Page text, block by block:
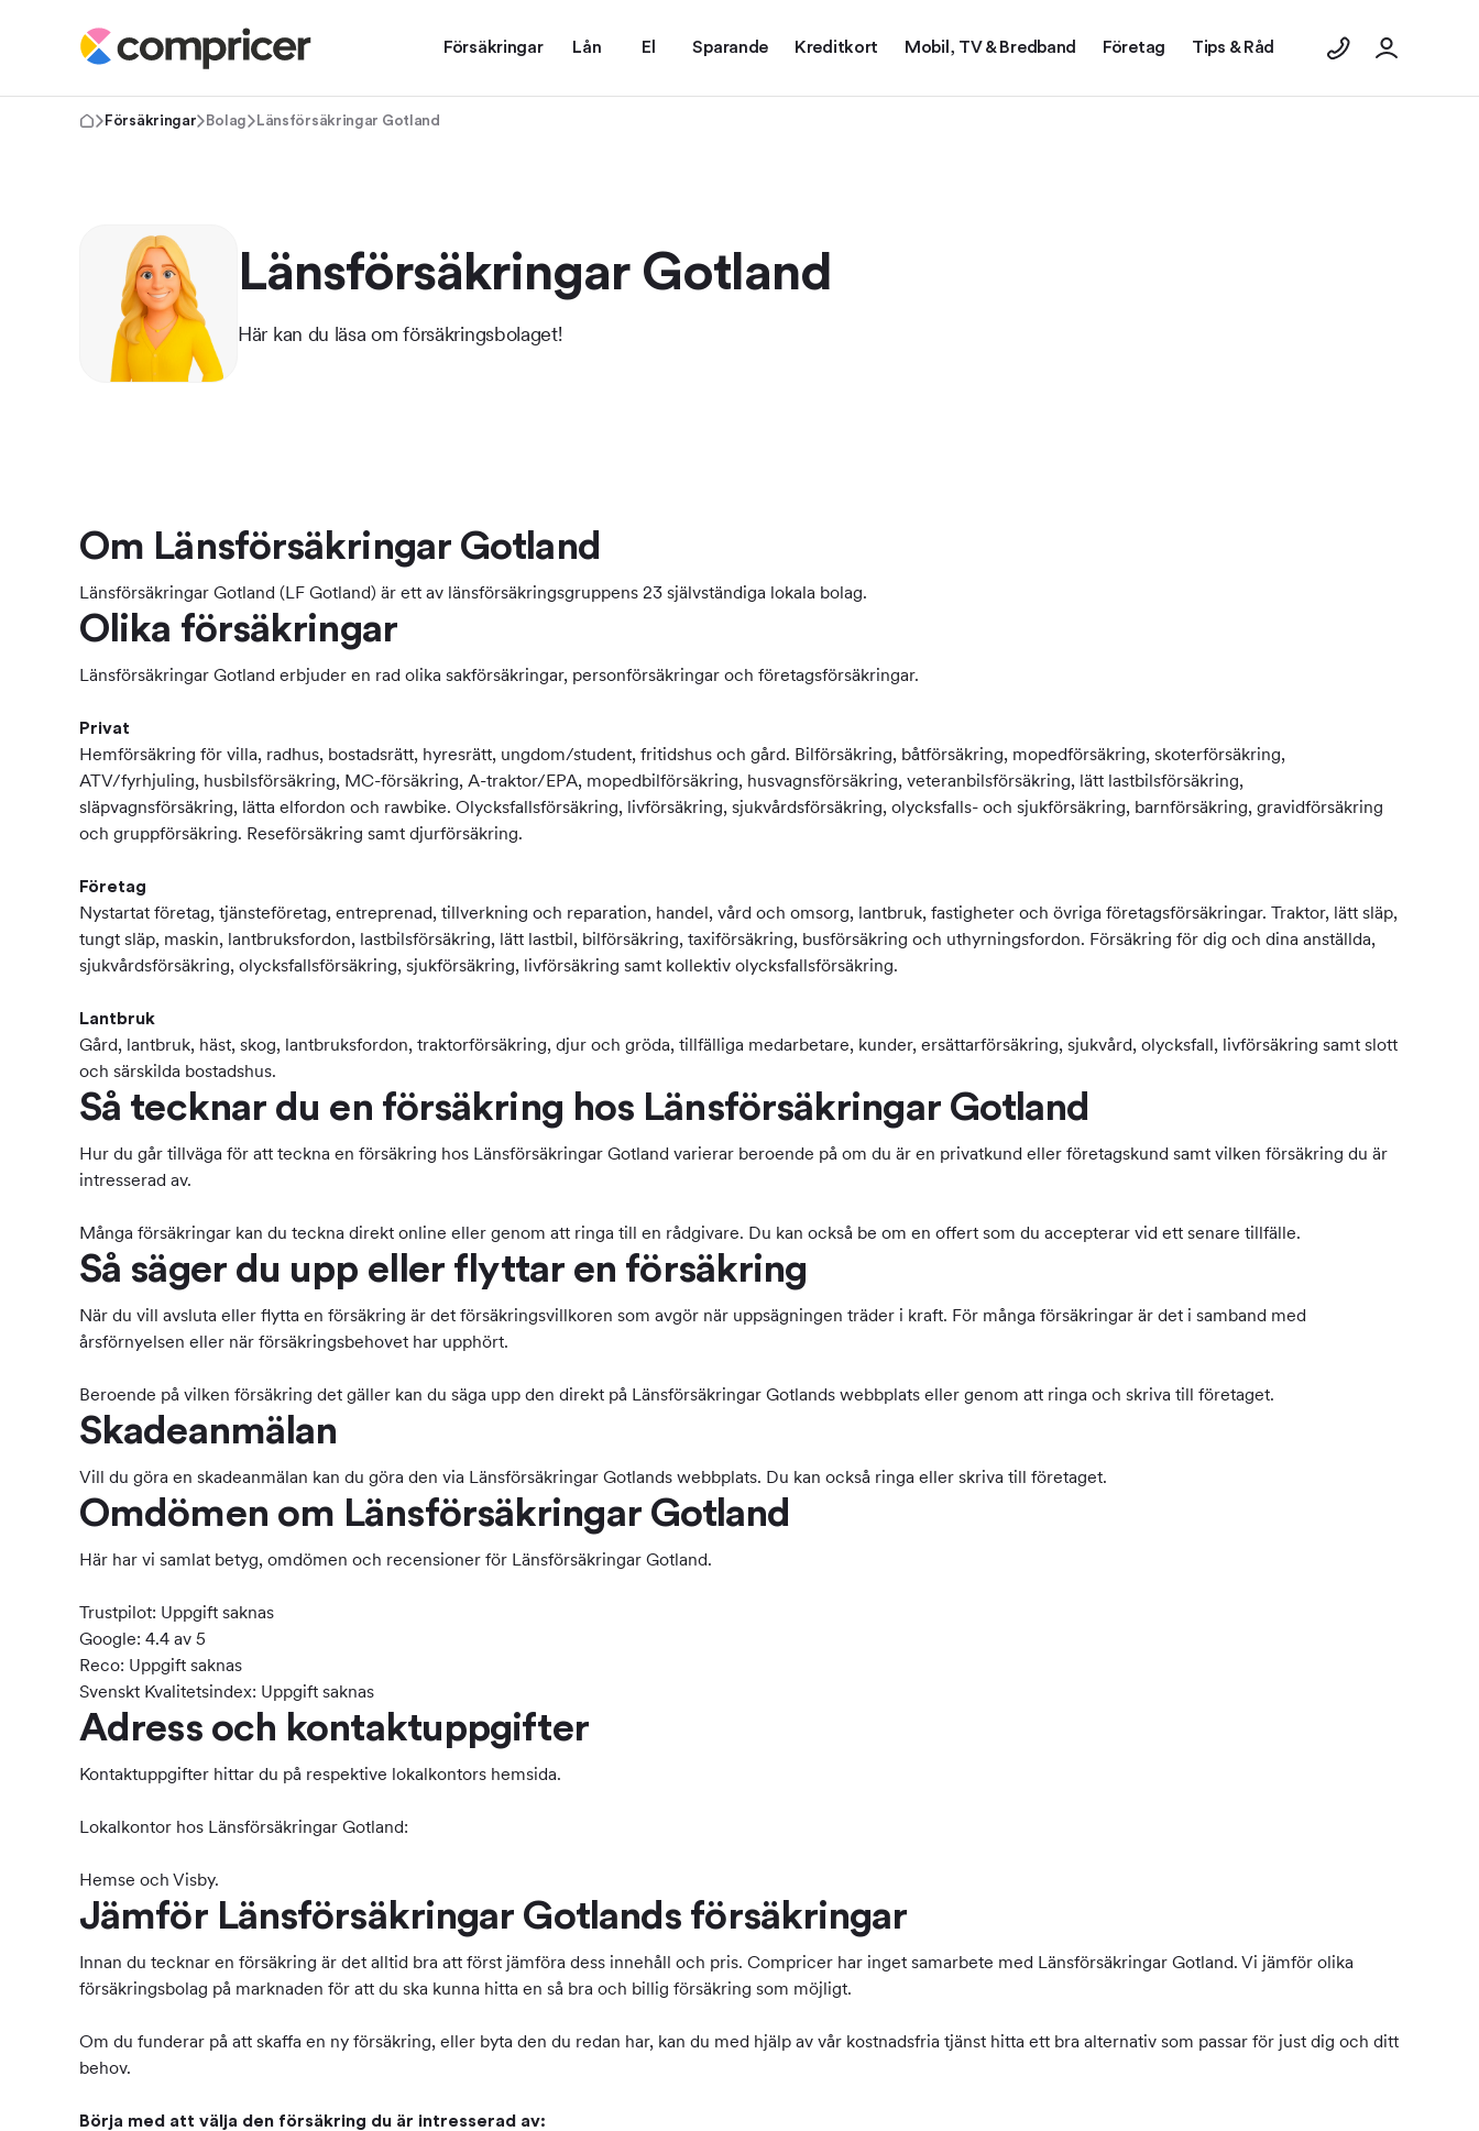
Försäkringar Lån El Sparande Kreditkort Mobil, TV & Bredband Företag Tips & Råd
Försäkringar Bolag Länsförsäkringar Gotland
Länsförsäkringar Gotland
Här kan du läsa om försäkringsbolaget!
Om Länsförsäkringar Gotland
Länsförsäkringar Gotland (LF Gotland) är ett av länsförsäkringsgruppens 23 självständiga lokala bolag.
Olika försäkringar
Länsförsäkringar Gotland erbjuder en rad olika sakförsäkringar, personförsäkringar och företagsförsäkringar.
Privat
Hemförsäkring för villa, radhus, bostadsrätt, hyresrätt, ungdom/student, fritidshus och gård. Bilförsäkring, båtförsäkring, mopedförsäkring, skoterförsäkring,
ATV/fyrhjuling, husbilsförsäkring, MC-försäkring, A-traktor/EPA, mopedbilförsäkring, husvagnsförsäkring, veteranbilsförsäkring, lätt lastbilsförsäkring,
släpvagnsförsäkring, lätta elfordon och rawbike. Olycksfallsförsäkring, livförsäkring, sjukvårdsförsäkring, olycksfalls- och sjukförsäkring, barnförsäkring, gravidförsäkring
och gruppförsäkring. Reseförsäkring samt djurförsäkring.
Företag
Nystartat företag, tjänsteföretag, entreprenad, tillverkning och reparation, handel, vård och omsorg, lantbruk, fastigheter och övriga företagsförsäkringar. Traktor, lätt släp,
tungt släp, maskin, lantbruksfordon, lastbilsförsäkring, lätt lastbil, bilförsäkring, taxiförsäkring, busförsäkring och uthyrningsfordon. Försäkring för dig och dina anställda,
sjukvårdsförsäkring, olycksfallsförsäkring, sjukförsäkring, livförsäkring samt kollektiv olycksfallsförsäkring.
Lantbruk
Gård, lantbruk, häst, skog, lantbruksfordon, traktorförsäkring, djur och gröda, tillfälliga medarbetare, kunder, ersättarförsäkring, sjukvård, olycksfall, livförsäkring samt slott
och särskilda bostadshus.
Så tecknar du en försäkring hos Länsförsäkringar Gotland
Hur du går tillväga för att teckna en försäkring hos Länsförsäkringar Gotland varierar beroende på om du är en privatkund eller företagskund samt vilken försäkring du är
intresserad av.
Många försäkringar kan du teckna direkt online eller genom att ringa till en rådgivare. Du kan också be om en offert som du accepterar vid ett senare tillfälle.
Så säger du upp eller flyttar en försäkring
När du vill avsluta eller flytta en försäkring är det försäkringsvillkoren som avgör när uppsägningen träder i kraft. För många försäkringar är det i samband med
årsförnyelsen eller när försäkringsbehovet har upphört.
Beroende på vilken försäkring det gäller kan du säga upp den direkt på Länsförsäkringar Gotlands webbplats eller genom att ringa och skriva till företaget.
Skadeanmälan
Vill du göra en skadeanmälan kan du göra den via Länsförsäkringar Gotlands webbplats. Du kan också ringa eller skriva till företaget.
Omdömen om Länsförsäkringar Gotland
Här har vi samlat betyg, omdömen och recensioner för Länsförsäkringar Gotland.
Trustpilot: Uppgift saknas
Google: 4.4 av 5
Reco: Uppgift saknas
Svenskt Kvalitetsindex: Uppgift saknas
Adress och kontaktuppgifter
Kontaktuppgifter hittar du på respektive lokalkontors hemsida.
Lokalkontor hos Länsförsäkringar Gotland:
Hemse och Visby.
Jämför Länsförsäkringar Gotlands försäkringar
Innan du tecknar en försäkring är det alltid bra att först jämföra dess innehåll och pris. Compricer har inget samarbete med Länsförsäkringar Gotland. Vi jämför olika
försäkringsbolag på marknaden för att du ska kunna hitta en så bra och billig försäkring som möjligt.
Om du funderar på att skaffa en ny försäkring, eller byta den du redan har, kan du med hjälp av vår kostnadsfria tjänst hitta ett bra alternativ som passar för just dig och ditt
behov.
Börja med att välja den försäkring du är intresserad av: